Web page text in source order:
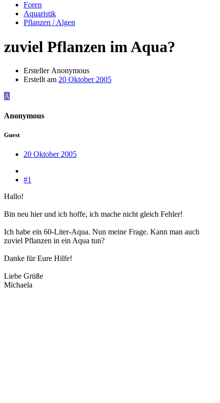
Foren
Aquaristik
Pflanzen / Algen
zuviel Pflanzen im Aqua?
Ersteller Anonymous
Erstellt am 20 Oktober 2005
A
Anonymous
Guest
20 Oktober 2005
#1
Hallo!
Bin neu hier und ich hoffe, ich mache nicht gleich Fehler!
Ich habe ein 60-Liter-Aqua. Nun meine Frage. Kann man auch
zuviel Pflanzen in ein Aqua tun?
Danke für Eure Hilfe!
Liebe Grüße
Michaela